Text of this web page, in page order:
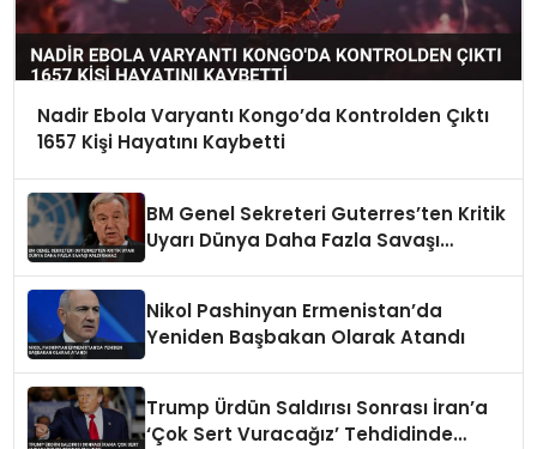
Nadir Ebola Varyantı Kongo’da Kontrolden Çıktı
1657 Kişi Hayatını Kaybetti
BM Genel Sekreteri Guterres’ten Kritik
Uyarı Dünya Daha Fazla Savaşı
Nikol Pashinyan Ermenistan’da
Yeniden Başbakan Olarak Atandı
Trump Ürdün Saldırısı Sonrası İran’a
‘Çok Sert Vuracağız’ Tehdidinde